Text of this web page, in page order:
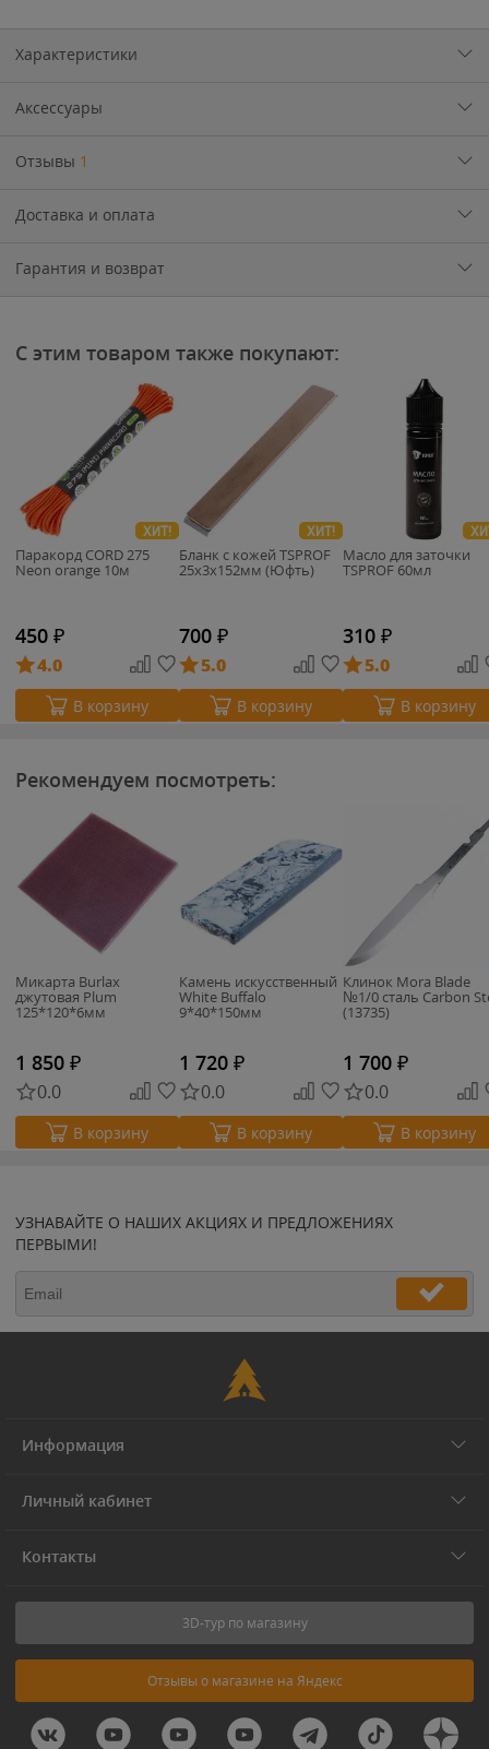
Характеристики
Аксессуары
Отзывы 1
Доставка и оплата
Гарантия и возврат
С этим товаром также покупают:
ХИТ!
Паракорд CORD 275
Neon orange 10м
450 ₽
4.0
В корзину
ХИТ!
Бланк с кожей TSPROF
25х3х152мм (Юфть)
700 ₽
5.0
В корзину
Масло для заточки
TSPROF 60мл
310 ₽
5.0
В корзину
Рекомендуем посмотреть:
Микарта Burlax
джутовая Plum
125*120*6мм
1 850 ₽
0.0
В корзину
Камень искусственный
White Buffalo
9*40*150мм
1 720 ₽
0.0
В корзину
Клинок Mora Blade
№1/0 сталь Carbon
(13735)
1 700 ₽
0.0
В корзину
УЗНАВАЙТЕ О НАШИХ АКЦИЯХ И ПРЕДЛОЖЕНИЯХ
ПЕРВЫМИ!
Информация
Личный кабинет
Контакты
3D-тур по магазину
Отзывы о магазине на Яндекс